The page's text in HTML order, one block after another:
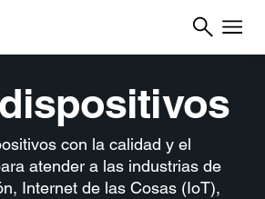
con la calidad y el
atender a las industrias de
Internet de las Cosas (IoT),